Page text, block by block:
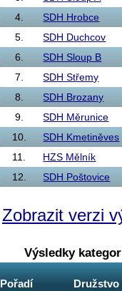
4.
SDH Hrobce
5.
SDH Duchcov
6.
SDH Sloup B
7.
SDH Střemy
8.
SDH Brozany
9.
SDH Měrunice
10.
SDH Kmetiněves
11.
HZS Mělník
12.
SDH Poštovice
Zobrazit verzi
Výsledky
Pořadí Družstvo